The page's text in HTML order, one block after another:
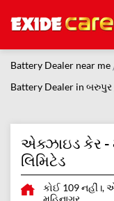
Battery Dealer near me
Battery Dealer in બરુપુર
એક્ઝાઇડ કેર -
લિમિટેડ
કોઈ 109 નહીં।,